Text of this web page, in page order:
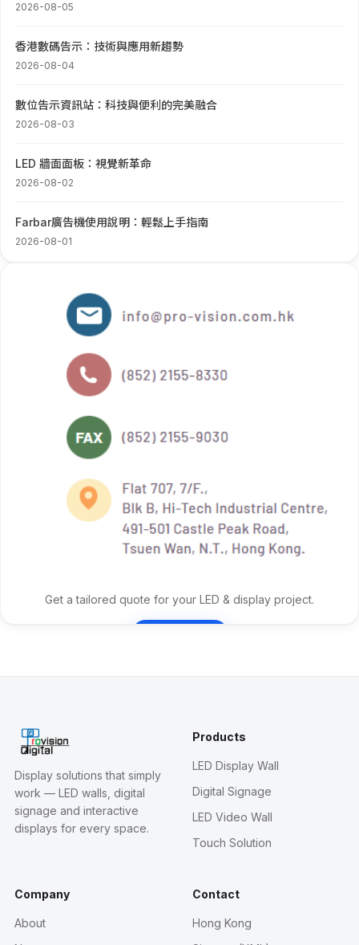
2026-08-05
香港數碼告示：技術與應用新趨勢
2026-08-04
數位告示資訊站：科技與便利的完美融合
2026-08-03
LED 牆面面板：視覺新革命
2026-08-02
Farbar廣告機使用說明：輕鬆上手指南
2026-08-01
Get a tailored quote for your LED & display project.
Display solutions that simply
work — LED walls, digital
signage and interactive
displays for every space.
Products
LED Display Wall
Digital Signage
LED Video Wall
Touch Solution
Company
About
Contact
Hong Kong